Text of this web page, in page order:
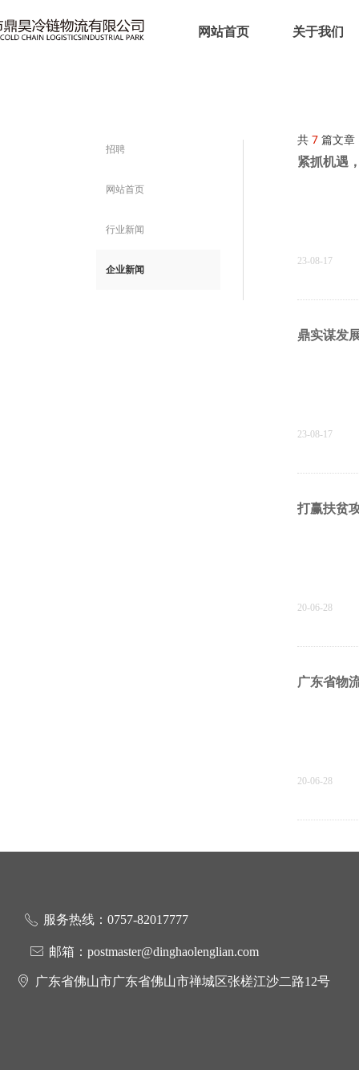
网站首页 关于我们
共 7 篇文章
紧抓机遇
23-08-17
鼎实谋发
23-08-17
打赢扶贫
20-06-28
广东省物
20-06-28
广东省储
招聘
网站首页
行业新闻
企业新闻
ꀷ 广东省佛山市广东省佛山市禅城区张槎江沙二路12号
ꂅ 服务热线：0757-82017777
ꂘ 邮箱：postmaster@dinghaolenglian.com